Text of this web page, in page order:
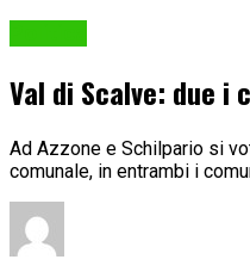
Val di Scalve: due i
Ad Azzone e Schilpario si
comunale, in entrambi i